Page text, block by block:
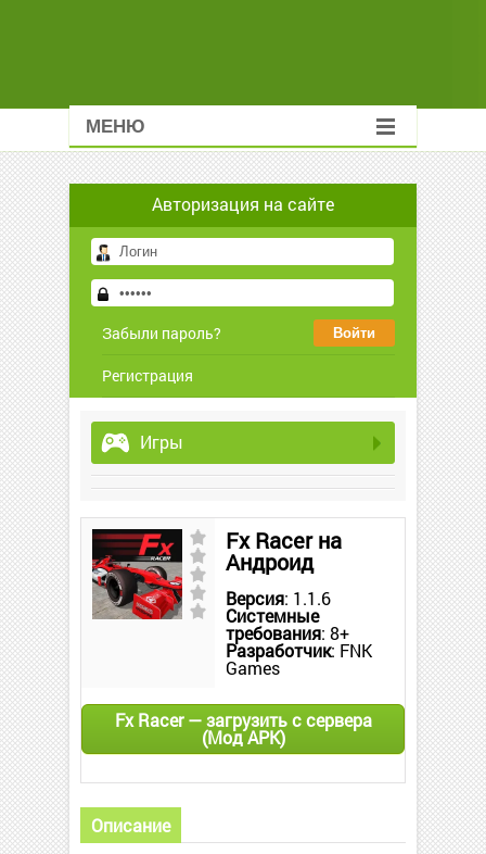
МЕНЮ
Авторизация на сайте
Забыли пароль?
Регистрация
Игры
Fx Racer на
Андроид
Версия: 1.1.6
Системные
требования: 8+
Разработчик: FNK
Games
Fx Racer — загрузить с сервера
(Мод APK)
Описание